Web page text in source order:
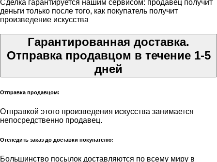
Сделка гарантируется нашим сервисом: продавец получит
деньги только после того, как покупатель получит
произведение искусства
Гарантированная доставка.
Отправка продавцом в течение 1-5
дней
Отправка продавцом:
Отправкой этого произведения искусства занимается
непосредственно продавец.
Отследить заказ до доставки покупателю:
Большинство посылок доставляются по всему миру в